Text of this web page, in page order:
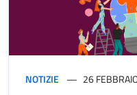
NOTIZIE 26